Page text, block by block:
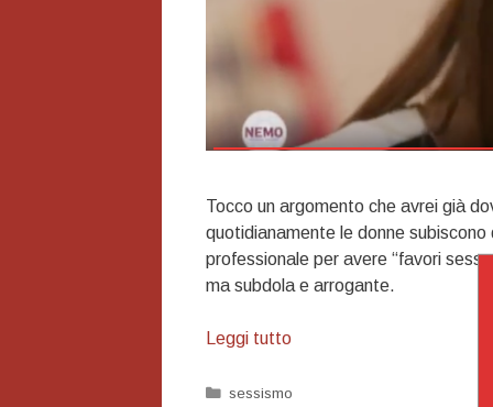
Tocco un argomento che avrei già
quotidianamente le donne
professionale per avere “favori
ma subdola e arrogante.
Leggi tuttoSì,
proprio
Categorie
sessismo